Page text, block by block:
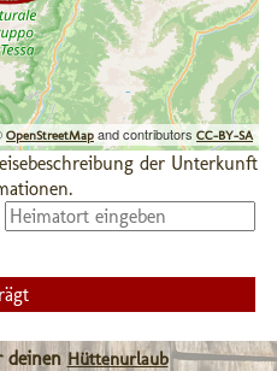
OpenStreetMap and contributors CC-BY-SA
der Unterkunft
Hüttenurlaub